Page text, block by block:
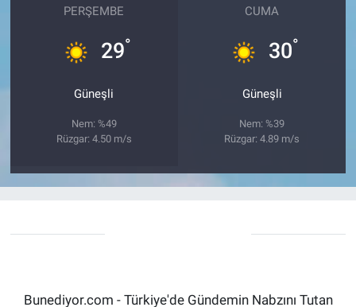
PERŞEMBE
29°
Güneşli
Nem: %49
Rüzgar: 4.50 m/s
CUMA
30°
Güneşli
Nem: %39
Rüzgar: 4.89 m/s
Bunediyor.com - Türkiye'de Gündemin Nabzını Tutan